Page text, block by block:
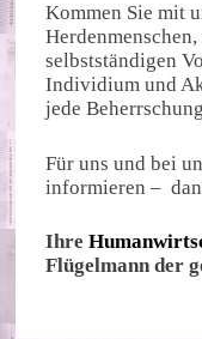
Kommen Sie mit
selbstständigen
Individium und
jede
Für uns und bei
informieren –
Ihre
Flügelmann der